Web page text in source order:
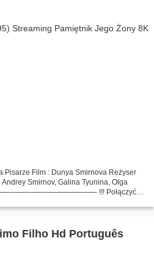
Pisarze Film : Dunya Smirnova Reżyser
Smirnov, Galina Tyunina, Olga
!!! Połączyć
Filho Hd Português